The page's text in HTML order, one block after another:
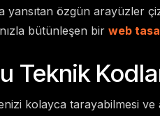
yansıtan özgün arayüzler
bütünleşen bir web
Teknik
kolayca tarayabilmesi ve